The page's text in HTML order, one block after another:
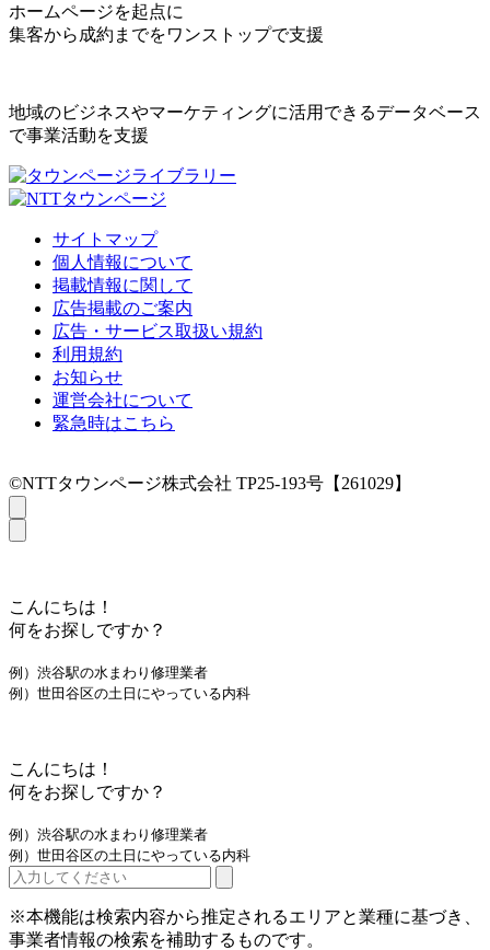
ホームページを起点に
集客から成約までをワンストップで支援
地域のビジネスやマーケティングに活用できるデータベース
で事業活動を支援
サイトマップ
個人情報について
掲載情報に関して
広告掲載のご案内
広告・サービス取扱い規約
利用規約
お知らせ
運営会社について
緊急時はこちら
©NTTタウンページ株式会社 TP25-193号【261029】
こんにちは！
何をお探しですか？
例）渋谷駅の水まわり修理業者
例）世田谷区の土日にやっている内科
こんにちは！
何をお探しですか？
例）渋谷駅の水まわり修理業者
例）世田谷区の土日にやっている内科
※本機能は検索内容から推定されるエリアと業種に基づき、
事業者情報の検索を補助するものです。